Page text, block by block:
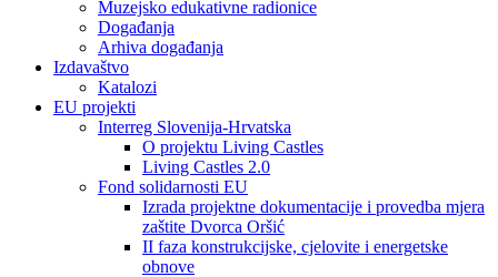
Muzejsko edukativne radionice
Događanja
Arhiva događanja
Izdavaštvo
Katalozi
EU projekti
Interreg Slovenija-Hrvatska
O projektu Living Castles
Living Castles 2.0
Fond solidarnosti EU
Izrada projektne dokumentacije i provedba mjera
zaštite Dvorca Oršić
II faza konstrukcijske, cjelovite i energetske
obnove